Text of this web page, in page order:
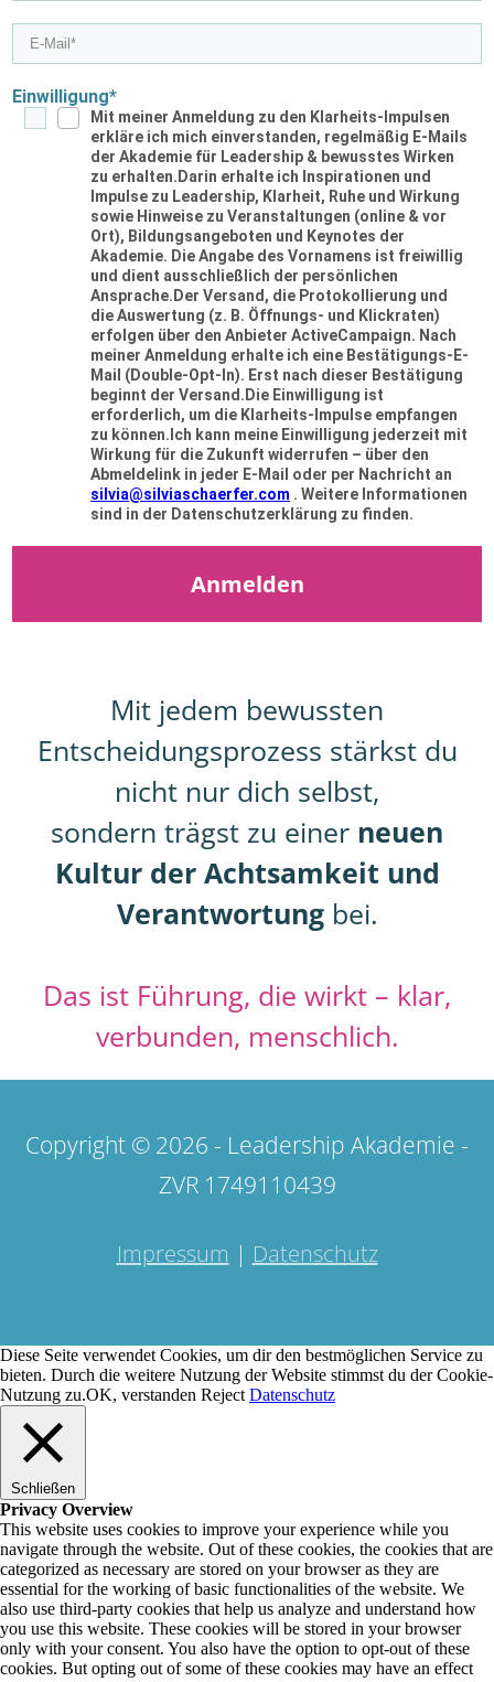
Einwilligung*
Mit meiner Anmeldung zu den Klarheits-Impulsen
erkläre ich mich einverstanden, regelmäßig E-Mails
der Akademie für Leadership & bewusstes Wirken
zu erhalten.Darin erhalte ich Inspirationen und
Impulse zu Leadership, Klarheit, Ruhe und Wirkung
sowie Hinweise zu Veranstaltungen (online & vor
Ort), Bildungsangeboten und Keynotes der
Akademie. Die Angabe des Vornamens ist freiwillig
und dient ausschließlich der persönlichen
Ansprache.Der Versand, die Protokollierung und
die Auswertung (z. B. Öffnungs- und Klickraten)
erfolgen über den Anbieter ActiveCampaign. Nach
meiner Anmeldung erhalte ich eine Bestätigungs-E-
Mail (Double-Opt-In). Erst nach dieser Bestätigung
beginnt der Versand.Die Einwilligung ist
erforderlich, um die Klarheits-Impulse empfangen
zu können.Ich kann meine Einwilligung jederzeit mit
Wirkung für die Zukunft widerrufen – über den
Abmeldelink in jeder E-Mail oder per Nachricht an
silvia@silviaschaerfer.com . Weitere Informationen
sind in der Datenschutzerklärung zu finden.
Anmelden
Mit jedem bewussten
Entscheidungsprozess stärkst du
nicht nur dich selbst,
sondern trägst zu einer neuen
Kultur der Achtsamkeit und
Verantwortungbei.
Das ist Führung, die wirkt – klar,
verbunden, menschlich.
Copyright © 2026 - Leadership Akademie -
ZVR 1749110439
Impressum | Datenschutz
Diese Seite verwendet Cookies, um dir den bestmöglichen Service zu
bieten. Durch die weitere Nutzung der Website stimmst du der Cookie-
Nutzung zu.OK, verstanden Reject Datenschutz
Schließen
Privacy Overview
This website uses cookies to improve your experience while you
navigate through the website. Out of these cookies, the cookies that are
categorized as necessary are stored on your browser as they are
essential for the working of basic functionalities of the website. We
also use third-party cookies that help us analyze and understand how
you use this website. These cookies will be stored in your browser
only with your consent. You also have the option to opt-out of these
cookies. But opting out of some of these cookies may have an effect